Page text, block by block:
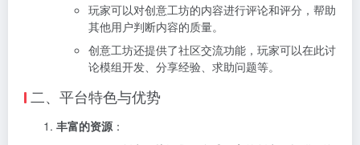
玩家可以对创意工坊的内容进行评论和评分，帮助
其他用户判断内容的质量。
创意工坊还提供了社区交流功能，玩家可以在此讨
论模组开发、分享经验、求助问题等。
二、平台特色与优势
丰富的资源 ：